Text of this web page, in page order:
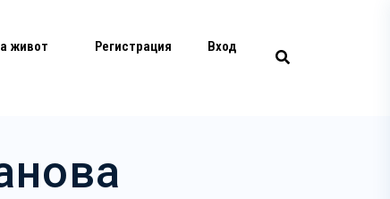
живот Регистрация Вход